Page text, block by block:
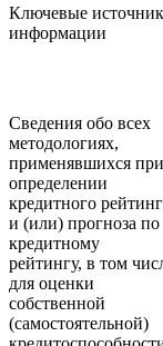
Ключевые
информации
Сведения обо всех
методологиях,
применявшихся при
определении
кредитного
и (или) прогноза по
кредитному
рейтингу, в том
для оценки
собственной
(самостоятельной)